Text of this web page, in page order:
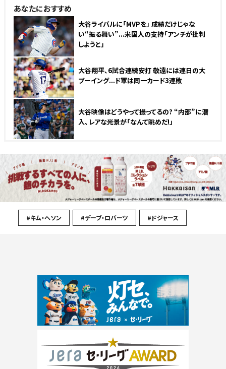
あなたにおすすめ
大谷ライバルに「MVPを」 成績だけじゃな
い“振る舞い”...米国人の支持「アンチが批判
しようと」
大谷翔平、6試合連続安打 敬遠には連日の大
ブーイング...ド軍は同一カード3連敗
大谷映像はどうやって撮ってるの? “内部”に潜
入、レアな光景が「なんて眺めだ!」
#キム・ヘソン #デーブ・ロバーツ #ドジャース